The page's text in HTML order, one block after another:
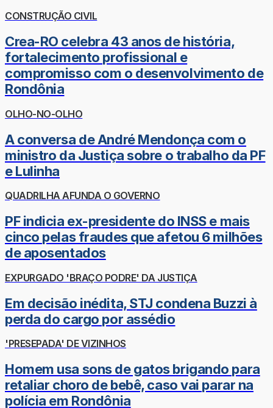
CONSTRUÇÃO CIVIL
Crea-RO celebra 43 anos de história,
fortalecimento profissional e
compromisso com o desenvolvimento de
Rondônia
OLHO-NO-OLHO
A conversa de André Mendonça com o
ministro da Justiça sobre o trabalho da PF
e Lulinha
QUADRILHA AFUNDA O GOVERNO
PF indicia ex-presidente do INSS e mais
cinco pelas fraudes que afetou 6 milhões
de aposentados
EXPURGADO 'BRAÇO PODRE' DA JUSTIÇA
Em decisão inédita, STJ condena Buzzi à
perda do cargo por assédio
'PRESEPADA' DE VIZINHOS
Homem usa sons de gatos brigando para
retaliar choro de bebê, caso vai parar na
polícia em Rondônia